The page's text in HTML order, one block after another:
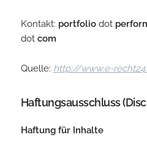
Kontakt: portfoliodot
dot com
Quelle: http://www.e-
Haftungsausschluss
Haftung für Inhalte